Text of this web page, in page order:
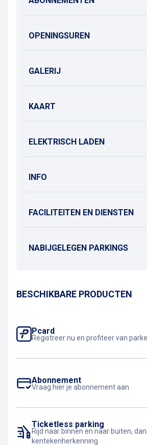
OPENINGSUREN
GALERIJ
KAART
ELEKTRISCH LADEN
INFO
FACILITEITEN EN DIENSTEN
NABIJGELEGEN PARKINGS
BESCHIKBARE PRODUCTEN
Pcard
Registreer nu en profiteer van
Abonnement
Vraag hier je abonnement aan
Ticketless parking
Rijd naar binnen en naar buiten,
kentekenherkenning